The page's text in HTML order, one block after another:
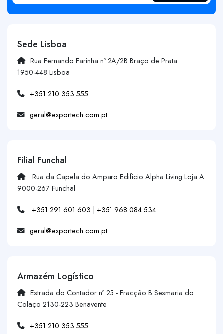
Sede Lisboa
Rua Fernando Farinha nº 2A/2B Braço de Prata
1950-448 Lisboa
+351 210 353 555
geral@exportech.com.pt
Filial Funchal
Rua da Capela do Amparo Edifício Alpha Living Loja A
9000-267 Funchal
+351 291 601 603 | +351 968 084 534
geral@exportech.com.pt
Armazém Logístico
Estrada do Contador nº 25 - Fracção B Sesmaria do
Colaço 2130-223 Benavente
+351 210 353 555